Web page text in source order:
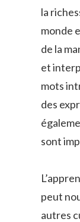
la
monde
de la
et
mots
des
sont
peut
autres